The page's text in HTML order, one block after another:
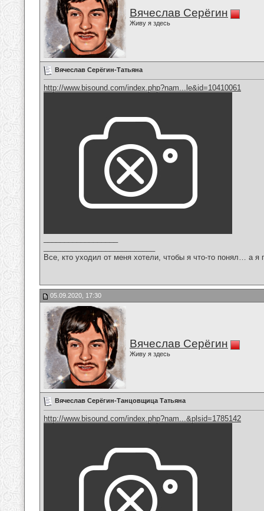
Вячеслав Серёгин
Живу я здесь
Вячеслав Серёгин-Татьяна
http://www.bisound.com/index.php?nam...le&id=10410061
Все, кто уходил от меня хотели, чтобы я что-то понял… а
05.09.2020, 17:30
Вячеслав Серёгин
Живу я здесь
Вячеслав Серёгин-Танцовщица Татьяна
http://www.bisound.com/index.php?nam...&plsid=1785142